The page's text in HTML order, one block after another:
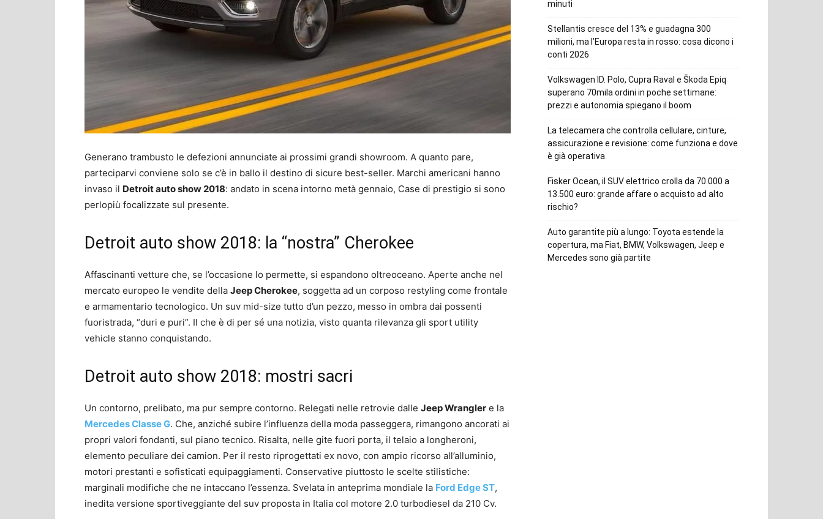
Generano trambusto le defezioni annunciate ai prossimi grandi showroom. A quanto pare,
parteciparvi conviene solo se c’è in ballo il destino di sicure best-seller. Marchi americani hanno
invaso il Detroit auto show 2018: andato in scena intorno metà gennaio, Case di prestigio si sono
perlopiù focalizzate sul presente.
Detroit auto show 2018: la “nostra” Cherokee
Affascinanti vetture che, se l’occasione lo permette, si espandono oltreoceano. Aperte anche nel
mercato europeo le vendite della Jeep Cherokee, soggetta ad un corposo restyling come frontale
e armamentario tecnologico. Un suv mid-size tutto d’un pezzo, messo in ombra dai possenti
fuoristrada, “duri e puri”. Il che è di per sé una notizia, visto quanta rilevanza gli sport utility
vehicle stanno conquistando.
Detroit auto show 2018: mostri sacri
Un contorno, prelibato, ma pur sempre contorno. Relegati nelle retrovie dalle Jeep Wrangler e la
Mercedes Classe G. Che, anziché subire l’influenza della moda passeggera, rimangono ancorati ai
propri valori fondanti, sul piano tecnico. Risalta, nelle gite fuori porta, il telaio a longheroni,
elemento peculiare dei camion. Per il resto riprogettati ex novo, con ampio ricorso all’alluminio,
motori prestanti e sofisticati equipaggiamenti. Conservative piuttosto le scelte stilistiche:
marginali modifiche che ne intaccano l’essenza. Svelata in anteprima mondiale la Ford Edge ST,
inedita versione sportiveggiante del suv proposta in Italia col motore 2.0 turbodiesel da 210 Cv.
minuti
Stellantis cresce del 13% e guadagna 300
milioni, ma l’Europa resta in rosso: cosa dicono i
conti 2026
Volkswagen ID. Polo, Cupra Raval e Škoda Epiq
superano 70mila ordini in poche settimane:
prezzi e autonomia spiegano il boom
La telecamera che controlla cellulare, cinture,
assicurazione e revisione: come funziona e dove
è già operativa
Fisker Ocean, il SUV elettrico crolla da 70.000 a
13.500 euro: grande affare o acquisto ad alto
rischio?
Auto garantite più a lungo: Toyota estende la
copertura, ma Fiat, BMW, Volkswagen, Jeep e
Mercedes sono già partite